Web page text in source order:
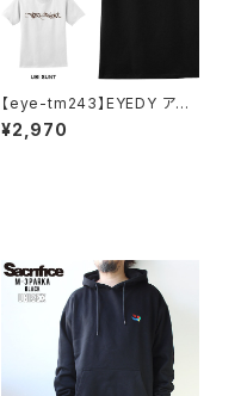
【eye-tm243】EYEDY アイ
ディー UBITTER ショートス
リーブTシャツ 大きいサイズ
¥2,970